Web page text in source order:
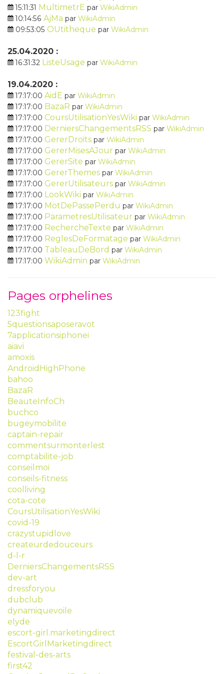
15:11:31 MultimetrE par WikiAdmin
10:14:56 AjMa par WikiAdmin
09:53:05 OUtitheque par WikiAdmin
25.04.2020 :
16:31:32 ListeUsage par WikiAdmin
19.04.2020 :
17:17:00 AidE par WikiAdmin
17:17:00 BazaR par WikiAdmin
17:17:00 CoursUtilisationYesWiki par WikiAdmin
17:17:00 DerniersChangementsRSS par WikiAdmin
17:17:00 GererDroits par WikiAdmin
17:17:00 GererMisesAJour par WikiAdmin
17:17:00 GererSite par WikiAdmin
17:17:00 GererThemes par WikiAdmin
17:17:00 GererUtilisateurs par WikiAdmin
17:17:00 LookWiki par WikiAdmin
17:17:00 MotDePassePerdu par WikiAdmin
17:17:00 ParametresUtilisateur par WikiAdmin
17:17:00 RechercheTexte par WikiAdmin
17:17:00 ReglesDeFormatage par WikiAdmin
17:17:00 TableauDeBord par WikiAdmin
17:17:00 WikiAdmin par WikiAdmin
Pages orphelines
123fight
5questionsaposeravot
7applicationsiphonei
aiavi
amoxis
AndroidHighPhone
bahoo
BazaR
BeauteInfoCh
buchco
bugeymobilite
captain-repair
commentsurmonterlest
comptabilite-job
conseilmoi
conseils-fitness
coolliving
cota-cote
CoursUtilisationYesWiki
covid-19
crazystupidlove
createurdedouceurs
d-l-r
DerniersChangementsRSS
dev-art
dressforyou
dubclub
dynamiquevoile
elyde
escort-girl.marketingdirect
EscortGirlMarketingdirect
festival-des-arts
first42